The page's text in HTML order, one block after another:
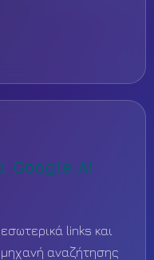
Google AI
links και
αναζήτησης